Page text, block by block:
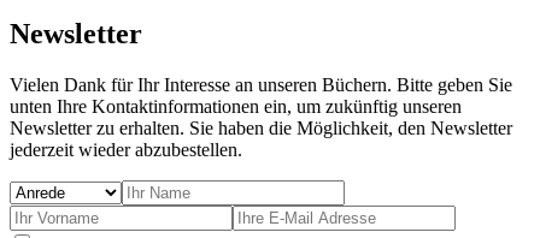
Newsletter
Vielen Dank für Ihr Interesse an unseren Büchern. Bitte geben Sie
unten Ihre Kontaktinformationen ein, um zukünftig unseren
Newsletter zu erhalten. Sie haben die Möglichkeit, den Newsletter
jederzeit wieder abzubestellen.